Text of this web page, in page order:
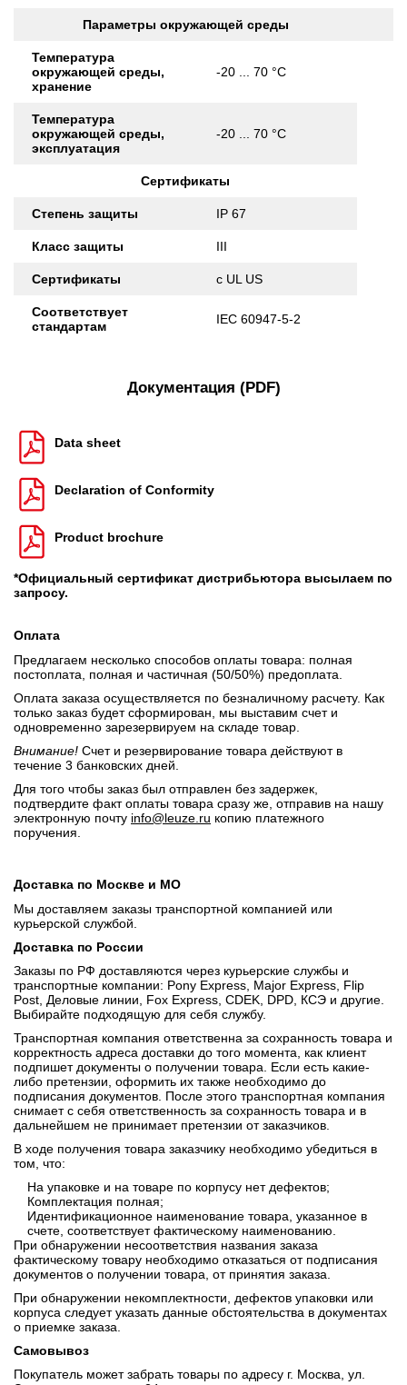
Параметры окружающей среды
Температура
окружающей среды,
хранение
-20 ... 70 °C
Температура
окружающей среды,
эксплуатация
-20 ... 70 °C
Сертификаты
Степень защиты IP 67
Класс защиты III
Сертификаты c UL US
Соответствует
стандартам
IEC 60947-5-2
Документация (PDF)
Data sheet
Declaration of Conformity
Product brochure
*Официальный сертификат дистрибьютора высылаем по
запросу.
Оплата
Предлагаем несколько способов оплаты товара: полная
постоплата, полная и частичная (50/50%) предоплата.
Оплата заказа осуществляется по безналичному расчету. Как
только заказ будет сформирован, мы выставим счет и
одновременно зарезервируем на складе товар.
Внимание! Счет и резервирование товара действуют в
течение 3 банковских дней.
Для того чтобы заказ был отправлен без задержек,
подтвердите факт оплаты товара сразу же, отправив на нашу
электронную почту info@leuze.ru копию платежного
поручения.
Доставка по Москве и МО
Мы доставляем заказы транспортной компанией или
курьерской службой.
Доставка по России
Заказы по РФ доставляются через курьерские службы и
транспортные компании: Pony Express, Major Express, Flip
Post, Деловые линии, Fox Express, CDEK, DPD, КСЭ и другие.
Выбирайте подходящую для себя службу.
Транспортная компания ответственна за сохранность товара и
корректность адреса доставки до того момента, как клиент
подпишет документы о получении товара. Если есть какие-
либо претензии, оформить их также необходимо до
подписания документов. После этого транспортная компания
снимает с себя ответственность за сохранность товара и в
дальнейшем не принимает претензии от заказчиков.
В ходе получения товара заказчику необходимо убедиться в
том, что:
На упаковке и на товаре по корпусу нет дефектов;
Комплектация полная;
Идентификационное наименование товара, указанное в
счете, соответствует фактическому наименованию.
При обнаружении несоответствия названия заказа
фактическому товару необходимо отказаться от подписания
документов о получении товара, от принятия заказа.
При обнаружении некомплектности, дефектов упаковки или
корпуса следует указать данные обстоятельства в документах
о приемке заказа.
Самовывоз
Покупатель может забрать товары по адресу г. Москва, ул.